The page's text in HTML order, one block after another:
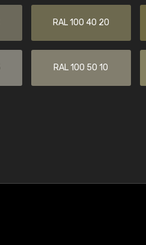
RAL 100 40 20
RAL 100 50 10